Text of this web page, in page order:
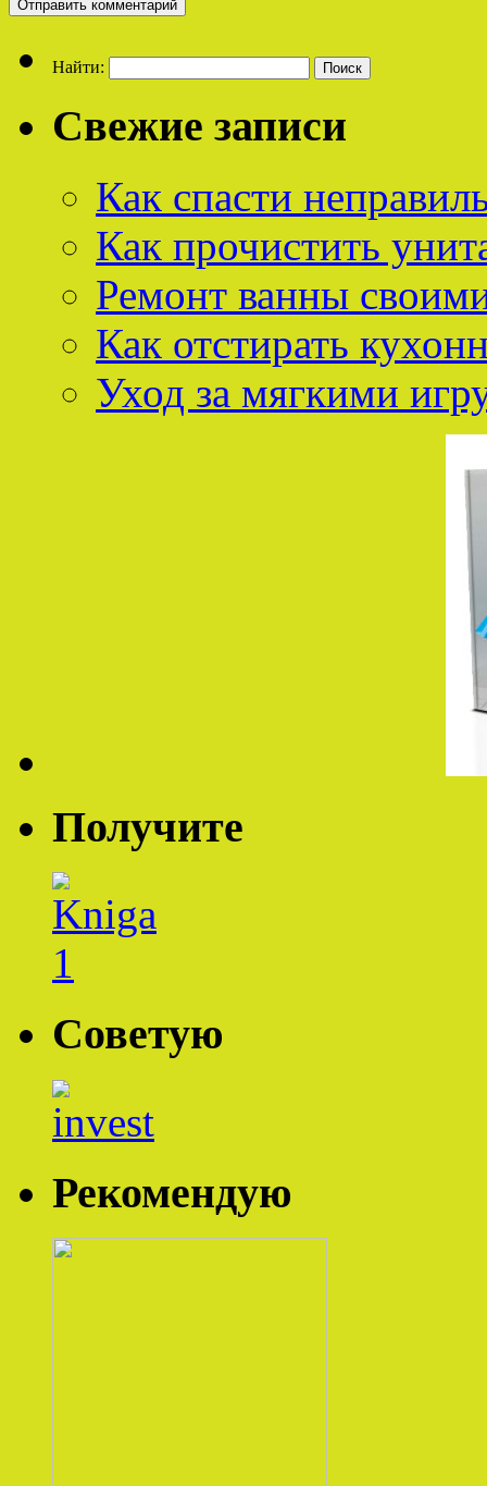
Найти:
Свежие записи
Как спасти
Как прочистить
Ремонт ванны
Как отстирать
Уход за мягкими
Получите
Советую
Рекомендую